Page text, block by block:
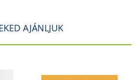
AJÁNLJUK